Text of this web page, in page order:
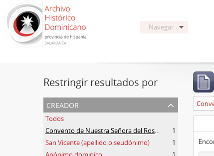
Navegar
Restringir resultados por
creador
Todos
Convento de Nuestra Señora del Rosario de Oviedo
1
San Vicente (apellido o seudónimo)
1